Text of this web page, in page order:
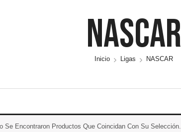
NASCAR
Inicio Ligas NASCAR
Se Encontraron Productos Que Coincidan Con Su Selección.